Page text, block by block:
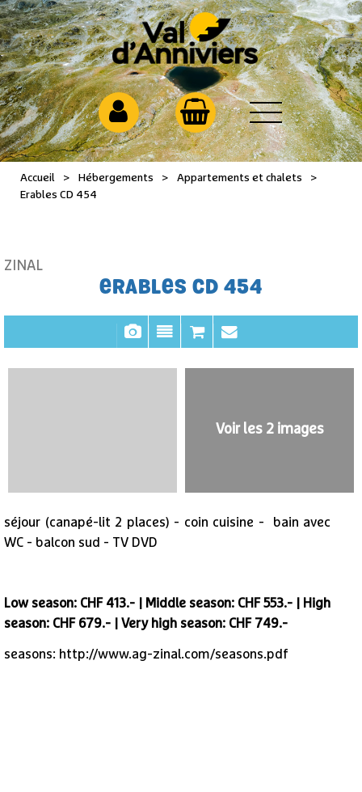
Accueil > Hébergements > Appartements et chalets
>
Erables CD 454
ERABLES CD 454
ZINAL
Voir les 2 images
séjour (canapé-lit 2 places) - coin cuisine - bain avec
WC - balcon sud - TV DVD
Low season: CHF 413.- | Middle season: CHF 553.- | High
season: CHF 679.- | Very high season: CHF 749.-
seasons: http://www.ag-zinal.com/seasons.pdf